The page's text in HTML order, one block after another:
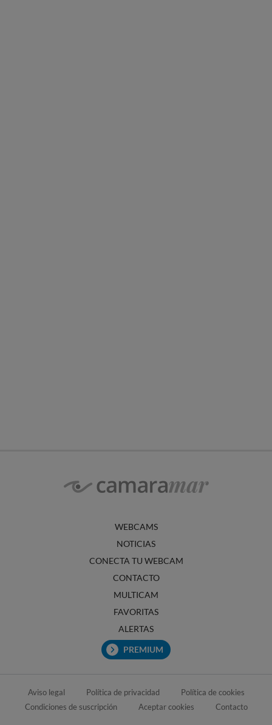
WEBCAMS
NOTICIAS
CONECTA TU WEBCAM
CONTACTO
MULTICAM
FAVORITAS
ALERTAS
PREMIUM
Aviso legal Política de privacidad
Política de cookies
Condiciones de suscripción
Aceptar cookies Contacto